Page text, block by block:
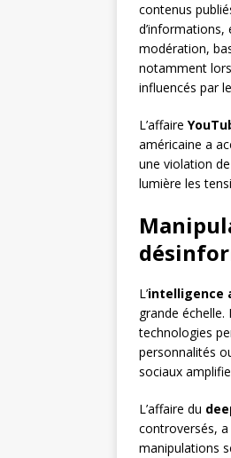
contenus
d’informations,
modération,
notamment
influencés par
L’affaire
américaine a
une violation
lumière les
L’intelligence
grande échelle.
technologies
personnalités
sociaux
L’affaire du
controversés, a
manipulations